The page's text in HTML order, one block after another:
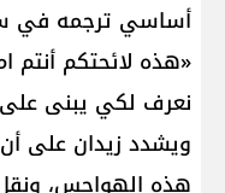
أساسي ترجمه في
«هذه لائحتكم أنتم
نعرف لكي يبنى
ويشدد زيدان على
هذه الهواجس،